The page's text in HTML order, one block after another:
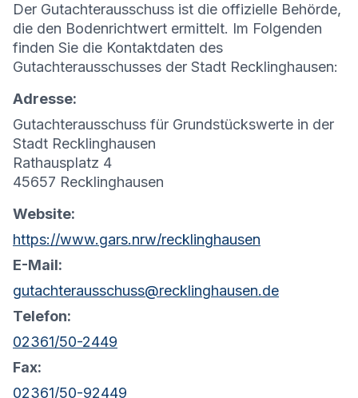
Der Gutachterausschuss ist die offizielle Behörde,
die den Bodenrichtwert ermittelt. Im Folgenden
finden Sie die Kontaktdaten des
Gutachterausschusses der Stadt Recklinghausen:
Adresse:
Gutachterausschuss für Grundstückswerte in der
Stadt Recklinghausen
Rathausplatz 4
45657 Recklinghausen
Website:
https://www.gars.nrw/recklinghausen
E-Mail:
gutachterausschuss@recklinghausen.de
Telefon:
02361/50-2449
Fax:
02361/50-92449